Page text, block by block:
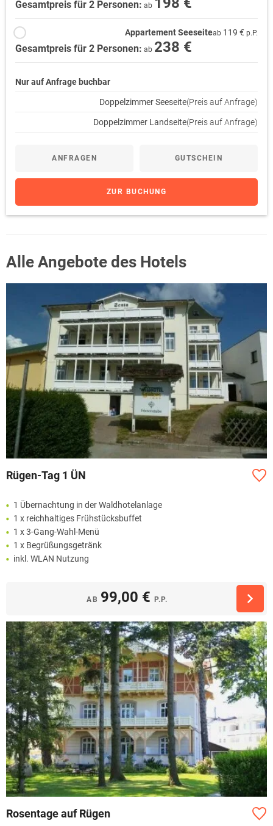
Gesamtpreis für 2 Personen: ab
Appartement Seeseiteab 119 € p.P.
Gesamtpreis für 2 Personen: ab 238 €
Nur auf Anfrage buchbar
Doppelzimmer Seeseite(Preis auf Anfrage)
Doppelzimmer Landseite(Preis auf Anfrage)
ANFRAGEN GUTSCHEIN
ZUR BUCHUNG
Alle Angebote des Hotels
Rügen-Tag 1 ÜN
1 Übernachtung in der Waldhotelanlage
1 x reichhaltiges Frühstücksbuffet
1 x 3-Gang-Wahl-Menü
1 x Begrüßungsgetränk
inkl. WLAN Nutzung
AB 99,00 € P.P.
Rosentage auf Rügen